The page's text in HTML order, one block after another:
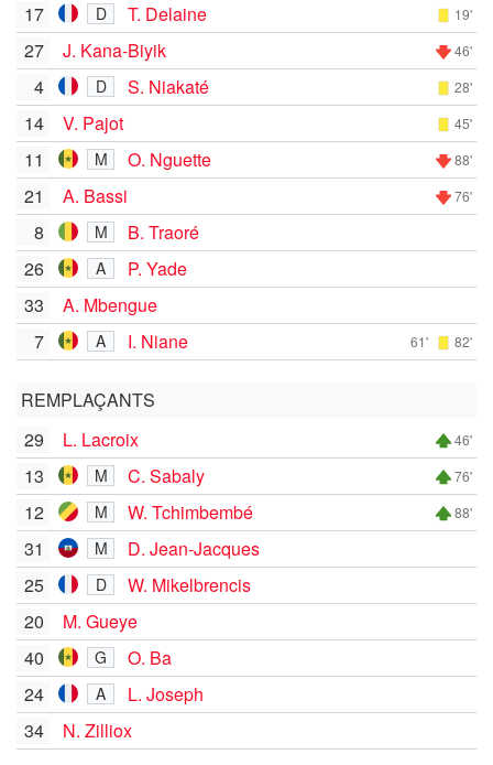
17 D T. Delaine 19'
27 J. Kana-Biyik 46'
4 D S. Niakaté 28'
14 V. Pajot 45'
11 M O. Nguette 88'
21 A. Bassi 76'
8 M
B. Traoré
26
A
P. Yade
33
A. Mbengue
7
A I. Niane 61' 82'
REMPLAÇANTS
29
L. Lacroix 46'
13 M C. Sabaly 76'
12 M W. Tchimbembé 88'
31 M
D. Jean-Jacques
25
D
W. Mikelbrencis
20
M. Gueye
40
G
O. Ba
24
A
L. Joseph
34
N. Zilliox